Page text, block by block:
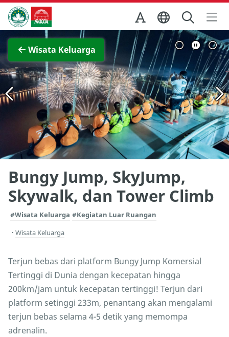
Skip to Main Content
Kantor Pariwisata Pemerintah Macau
Wisata Keluarga
Lihat layar penuh
Bungy Jump, SkyJump,
Skywalk, dan Tower Climb
#Wisata Keluarga #Kegiatan Luar Ruangan
Wisata Keluarga
Terjun bebas dari platform Bungy Jump Komersial
Tertinggi di Dunia dengan kecepatan hingga
200km/jam untuk kecepatan tertinggi! Terjun dari
platform setinggi 233m, penantang akan mengalami
terjun bebas selama 4-5 detik yang memompa
adrenalin.